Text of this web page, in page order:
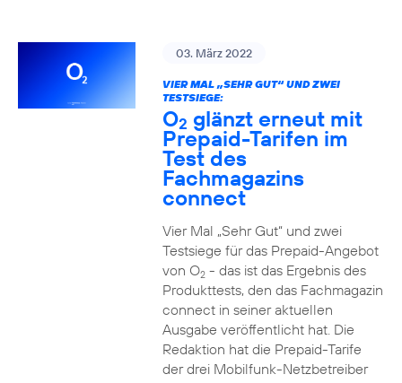
03. März 2022
VIER MAL „SEHR GUT“ UND ZWEI
TESTSIEGE:
O2 glänzt erneut mit
Prepaid-Tarifen im
Test des
Fachmagazins
connect
Vier Mal „Sehr Gut“ und zwei
Testsiege für das Prepaid-Angebot
von O2- das ist das Ergebnis des
Produkttests, den das Fachmagazin
connect in seiner aktuellen
Ausgabe veröffentlicht hat. Die
Redaktion hat die Prepaid-Tarife
der drei Mobilfunk-Netzbetreiber